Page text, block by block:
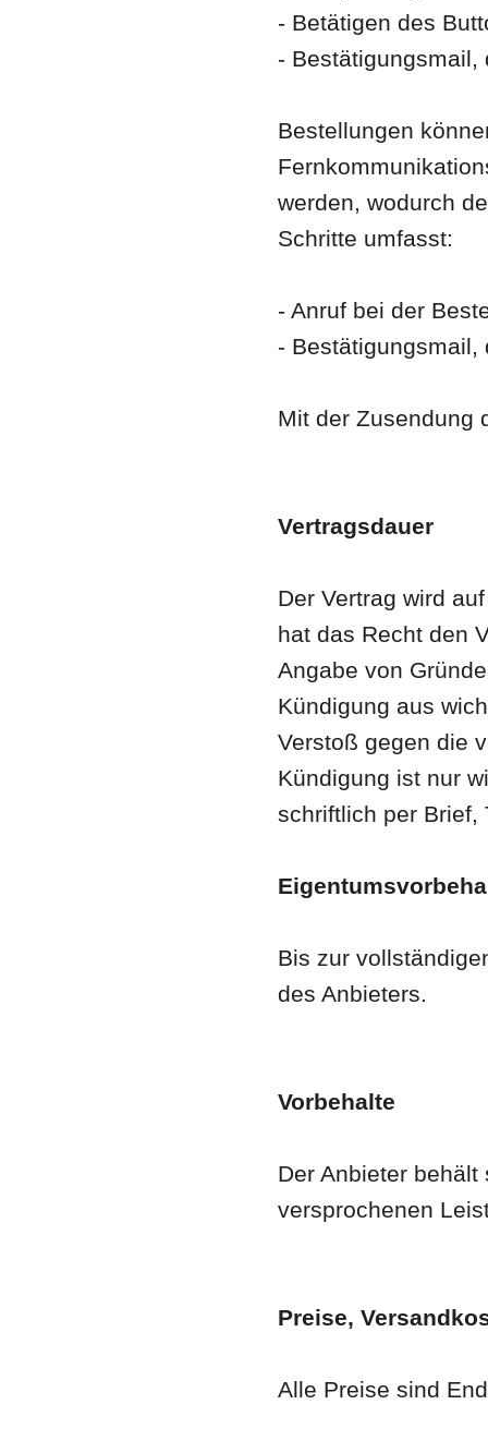
- Betätigen des
-
Bestellungen
werden, wodurch
Schritte umfasst:
- Anruf bei der
-
Mit der Zusendung
Vertragsdauer
Der Vertrag wird
hat das Recht den
Angabe von
Kündigung aus
Verstoß gegen die
Kündigung ist nur
schriftlich per Brief,
Bis zur
des Anbieters.
Vorbehalte
Der Anbieter
versprochenen
Preise,
Alle Preise sind